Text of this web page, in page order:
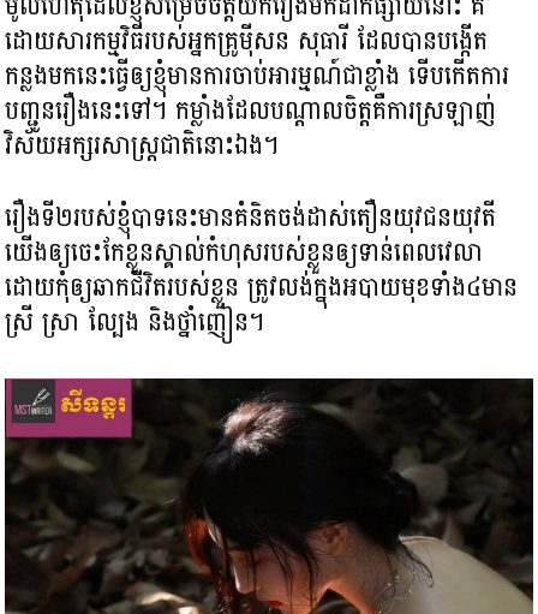
ដោយសារកម្មវិធីរបស់អ្នកគ្រូម៉ីសន សុធារី ដែលបានបង្កើត
កន្លងមកនេះធ្វើឲ្យខ្ញុំមានការចាប់អារម្មណ៍ជាខ្លាំង ទើបកើតការ
បញ្ជូនរឿងនេះទៅ។ កម្លាំងដែលបណ្ដាលចិត្តគឺការស្រឡាញ់
វិស័យអក្សរសាស្ត្រជាតិនោះឯង។
រឿងទី២របស់ខ្ញុំបាទនេះមានគំនិតចង់ដាស់តឿនយុវជនយុវតី
យើងឲ្យចេះកែខ្លួនស្គាល់កំហុសរបស់ខ្លួនឲ្យទាន់ពេលវេលា
ដោយកុំឲ្យឆាកជីវិតរបស់ខ្លួន ត្រូវលង់ក្នុងអបាយមុខទាំង៤មាន
ស្រី ស្រា ល្បែង និងថ្នាំញៀន។